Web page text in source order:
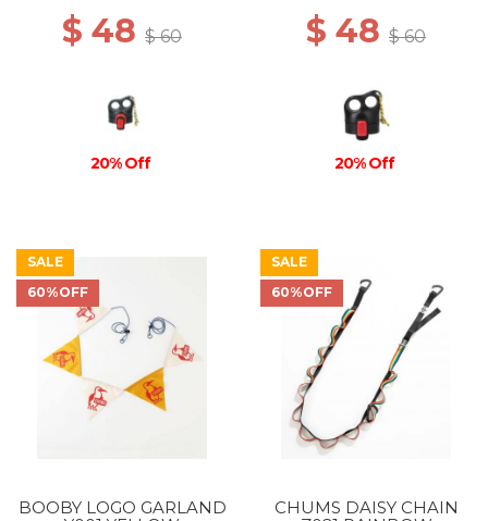
$ 48 $ 60
20% Off
$ 48 $ 60
20% Off
SALE
60%OFF
BOOBY LOGO GARLAND
SALE
60%OFF
CHUMS DAISY CHAIN